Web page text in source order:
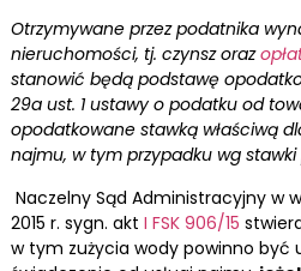
Otrzymywane przez podatnika
nieruchomości, tj. czynsz oraz
stanowić będą podstawę
29a ust. 1 ustawy o podatku od
opodatkowane stawką właściwą
najmu, w tym przypadku wg stawki
Naczelny Sąd Administracyjny w
2015 r. sygn. akt I FSK 906/15
w tym zużycia wody powinno być